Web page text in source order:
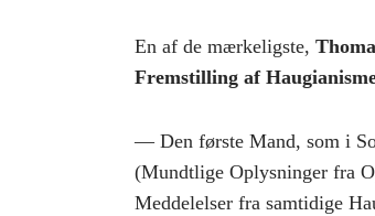
En af de mærkeligste,
Fremstilling af
— Den første Mand, som i
(Mundtlige Oplysninger fra
Meddelelser fra samtidige